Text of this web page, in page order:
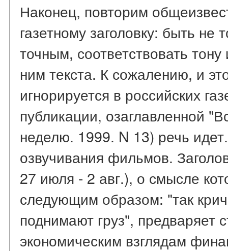
Наконец, повторим
газетному заголовку: быть не
точным, соответствовать
ним текста. К сожалению, и
игнорируется в российских
публикации, озаглавленной
неделю. 1999. N 13) речь
озвучивания фильмов.
27 июля - 2 авг.), о смысле
следующим образом: "так
поднимают груз", предваряет
экономическим взглядам